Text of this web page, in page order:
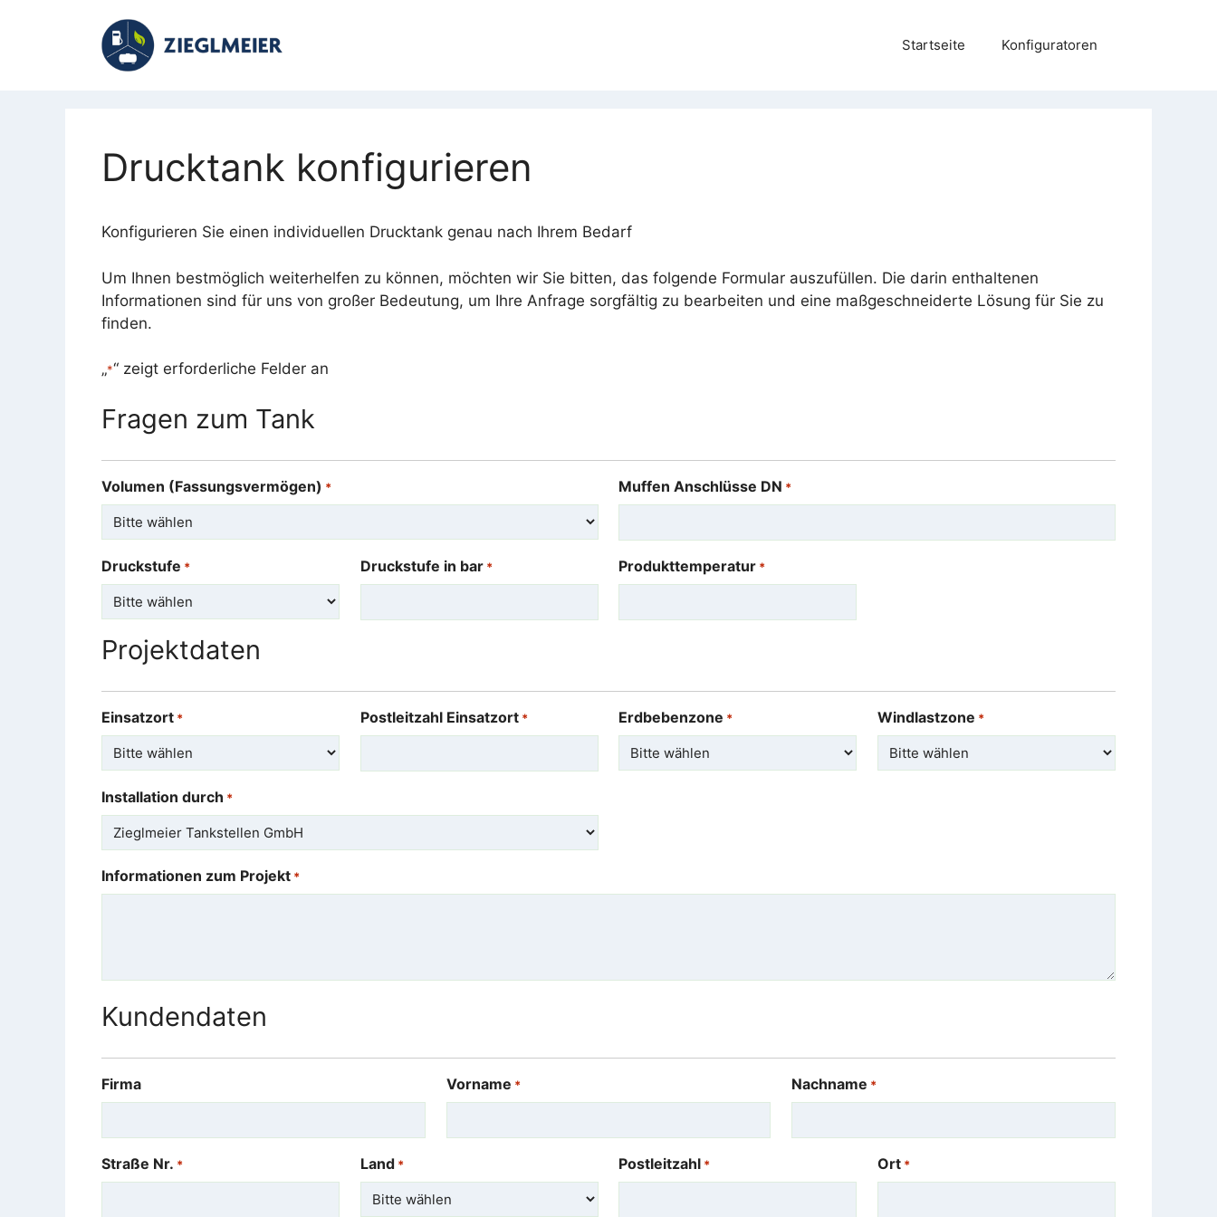
Startseite Konfiguratoren
Drucktank konfigurieren
Konfigurieren Sie einen individuellen Drucktank genau nach Ihrem Bedarf
Um Ihnen bestmöglich weiterhelfen zu können, möchten wir Sie bitten, das folgende Formular auszufüllen. Die darin enthaltenen
Informationen sind für uns von großer Bedeutung, um Ihre Anfrage sorgfältig zu bearbeiten und eine maßgeschneiderte Lösung für Sie zu
finden.
„*“ zeigt erforderliche Felder an
Fragen zum Tank
Volumen (Fassungsvermögen) * Muffen Anschlüsse DN *
Druckstufe * Druckstufe in bar * Produkttemperatur *
Projektdaten
Einsatzort * Postleitzahl Einsatzort * Erdbebenzone * Windlastzone *
Installation durch *
Informationen zum Projekt *
Kundendaten
Firma Vorname * Nachname *
Straße Nr. * Land * Postleitzahl * Ort *